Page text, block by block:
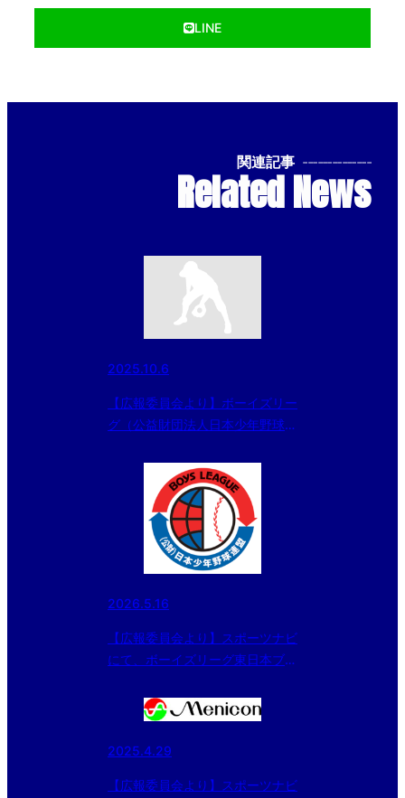
LINE
関連記事 --------------
Related News
2025.10.6
【広報委員会より】ボーイズリー
グ（公益財団法人日本少年野球連
2026.5.16
【広報委員会より】スポーツナビ
にて、ボーイズリーグ東日本ブロ
もっと自由に、もっと楽しく」の
記事が配信されました。
2025.4.29
【広報委員会より】スポーツナビ